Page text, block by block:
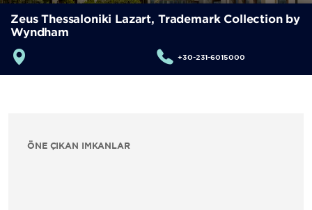
Zeus Thessaloniki Lazart, Trademark Collection by
Wyndham
+30-231-6015000
ÖNE ÇIKAN İMKANLAR